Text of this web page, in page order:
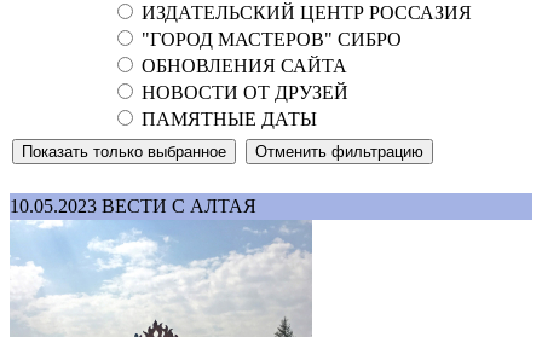
ИЗДАТЕЛЬСКИЙ ЦЕНТР РОССАЗИЯ
"ГОРОД МАСТЕРОВ" СИБРО
ОБНОВЛЕНИЯ САЙТА
НОВОСТИ ОТ ДРУЗЕЙ
ПАМЯТНЫЕ ДАТЫ
10.05.2023 ВЕСТИ С АЛТАЯ